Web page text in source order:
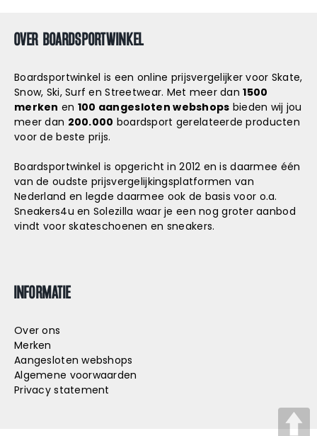
OVER BOARDSPORTWINKEL
Boardsportwinkel is een online prijsvergelijker voor Skate,
Snow, Ski, Surf en Streetwear. Met meer dan1500
merken en 100 aangesloten webshops bieden wij jou
meer dan 200.000 boardsport gerelateerde producten
voor de beste prijs.
Boardsportwinkel is opgericht in 2012 en is daarmee één
van de oudste prijsvergelijkingsplatformen van
Nederland en legde daarmee ook de basis voor o.a.
Sneakers4u en Solezilla waar je een nog groter aanbod
vindt voor skateschoenen en sneakers.
INFORMATIE
Over ons
Merken
Aangesloten webshops
Algemene voorwaarden
Privacy statement